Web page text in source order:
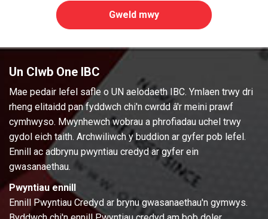
Gweld mwy
Un Clwb One IBC
Mae pedair lefel safle o UN aelodaeth IBC. Ymlaen trwy dri
rheng elitaidd pan fyddwch chi'n cwrdd â'r meini prawf
cymhwyso. Mwynhewch wobrau a phrofiadau uchel trwy
gydol eich taith. Archwiliwch y buddion ar gyfer pob lefel.
Ennill ac adbrynu pwyntiau credyd ar gyfer ein
gwasanaethau.
Pwyntiau ennill
Ennill Pwyntiau Credyd ar brynu gwasanaethau'n gymwys.